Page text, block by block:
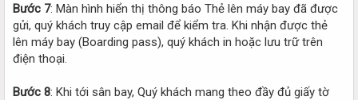
Bước 7: Màn hình hiển thị thông báo Thẻ lên máy bay đã được
gửi, quý khách truy cập email để kiểm tra. Khi nhận được thẻ
lên máy bay (Boarding pass), quý khách in hoặc lưu trữ trên
điện thoại.
Bước 8: Khi tới sân bay, Quý khách mang theo đầy đủ giấy tờ